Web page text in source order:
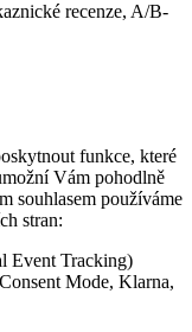
recenze, A/B-
funkce, které
Vám pohodlně
souhlasem používáme
stran:
Event Tracking)
Mode, Klarna,